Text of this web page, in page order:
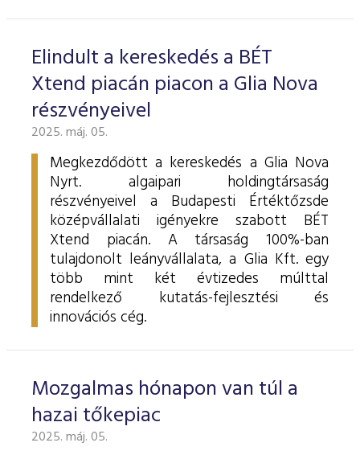
Elindult a kereskedés a BÉT
Xtend piacán piacon a Glia Nova
részvényeivel
2025. máj. 05.
Megkezdődött a kereskedés a Glia Nova
Nyrt. algaipari holdingtársaság
részvényeivel a Budapesti Értéktőzsde
középvállalati igényekre szabott BÉT
Xtend piacán. A társaság 100%-ban
tulajdonolt leányvállalata, a Glia Kft. egy
több mint két évtizedes múlttal
rendelkező kutatás-fejlesztési és
innovációs cég.
Mozgalmas hónapon van túl a
hazai tőkepiac
2025. máj. 05.